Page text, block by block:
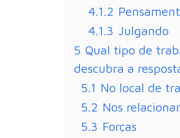
4.1.2
4.1.3 Julgando
5 Qual tipo de
descubra a
5.1 No local de
5.2 Nos
5.3 Forças